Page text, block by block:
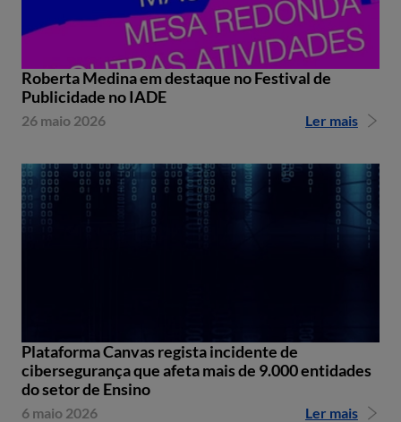
Roberta Medina em destaque no Festival de
Publicidade no IADE
26 maio 2026 Ler mais
Plataforma Canvas regista incidente de
cibersegurança que afeta mais de 9.000 entidades
do setor de Ensino
6 maio 2026 Ler mais